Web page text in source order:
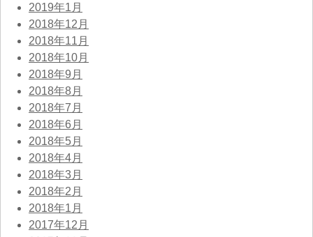
2019年1月
2018年12月
2018年11月
2018年10月
2018年9月
2018年8月
2018年7月
2018年6月
2018年5月
2018年4月
2018年3月
2018年2月
2018年1月
2017年12月